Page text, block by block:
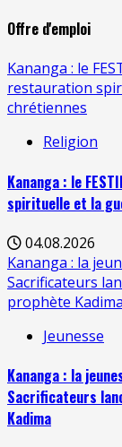
Offre d'emploi
Kananga : le
restauration
chrétiennes
Religion
Kananga : le
spirituelle et la
04.08.2026
Kananga : la
Sacrificateurs
prophète Kadima
Jeunesse
Kananga : la
Sacrificateurs
Kadima